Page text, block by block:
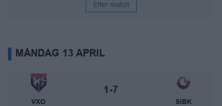
Efter match
MÅNDAG 13 APRIL
Växjö Vipers – Storvreta IBK
VXO
Slutresultat:
1-7
SIBK